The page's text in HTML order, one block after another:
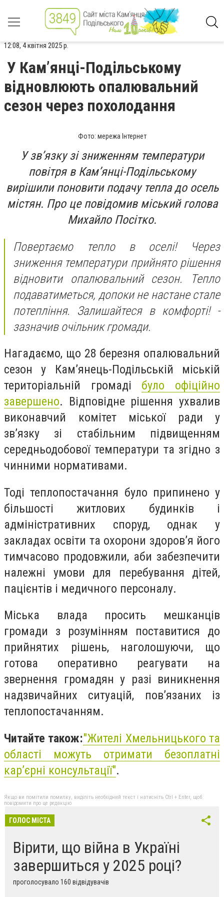
12:08, 4 квітня 2025 р.
У Кам’янці-Подільському
відновлюють опалювальний
сезон через похолодання
Фото: мережа Інтернет
У зв’язку зі зниженням температури
повітря в Кам’янці-Подільському
вирішили поновити подачу тепла до осель
містян. Про це повідомив міський голова
Михайло Посітко.
Повертаємо тепло в оселі! Через
зниження температури прийнято рішення
відновити опалювальний сезон. Тепло
подаватиметься, допоки не настане стале
потепління. Залишайтеся в комфорті! -
зазначив очільник громади.
Нагадаємо, що 28 березня опалювальний
сезон у Кам’янець-Подільській міській
територіальній громаді було офіційно
завершено. Відповідне рішення ухвалив
виконавчий комітет міської ради у
зв’язку зі стабільним підвищенням
середньодобової температури та згідно з
чинними нормативами.
Тоді теплопостачання було припинено у
більшості житлових будинків і
адміністративних споруд, однак у
закладах освіти та охорони здоров’я його
тимчасово продовжили, аби забезпечити
належні умови для перебування дітей,
пацієнтів і медичного персоналу.
Міська влада просить мешканців
громади з розумінням поставитися до
прийнятих рішень, наголошуючи, що
готова оперативно реагувати на
звернення громадян у разі виникнення
надзвичайних ситуацій, пов’язаних із
теплопостачанням.
Читайте також:"Жителі Хмельницького та
області можуть отримати безоплатні
кар’єрні консультації".
Якщо ви помітили помилку, виділіть необхідний текст і натисніть Ctrl + Enter, щоб
повідомити про це редакцію
ГОЛОС МІСТА
Вірити, що війна в Україні
завершиться у 2025 році?
проголосувало 160 відвідувачів